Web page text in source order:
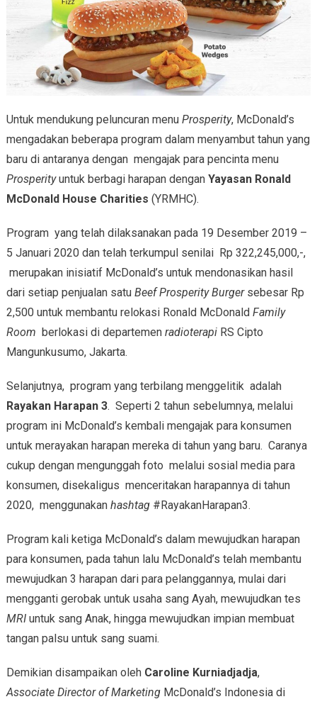
Untuk mendukung peluncuran menu Prosperity, McDonald’s
mengadakan beberapa program dalam menyambut tahun yang
baru di antaranya dengan mengajak para pencinta menu
Prosperityuntuk berbagi harapan dengan Yayasan Ronald
McDonald House Charities (YRMHC).
Program yang telah dilaksanakan pada 19 Desember 2019 –
5 Januari 2020 dan telah terkumpul senilai Rp 322,245,000,-,
merupakan inisiatif McDonald’s untuk mendonasikan hasil
dari setiap penjualan satu Beef Prosperity Burgersebesar Rp
2,500 untuk membantu relokasi Ronald McDonald Family
Room berlokasi di departemenradioterapiRS Cipto
Mangunkusumo, Jakarta.
Selanjutnya, program yang terbilang menggelitik adalah
Rayakan Harapan 3. Seperti 2 tahun sebelumnya, melalui
program ini McDonald’s kembali mengajak para konsumen
untuk merayakan harapan mereka di tahun yang baru. Caranya
cukup dengan mengunggah foto melalui sosial media para
konsumen, disekaligus menceritakan harapannya di tahun
2020, menggunakan hashtag#RayakanHarapan3.
Program kali ketiga McDonald’s dalam mewujudkan harapan
para konsumen, pada tahun lalu McDonald’s telah membantu
mewujudkan 3 harapan dari para pelanggannya, mulai dari
mengganti gerobak untuk usaha sang Ayah, mewujudkan tes
MRIuntuk sang Anak, hingga mewujudkan impian membuat
tangan palsu untuk sang suami.
Demikian disampaikan oleh Caroline Kurniadjadja,
Associate Director of MarketingMcDonald’s Indonesia di